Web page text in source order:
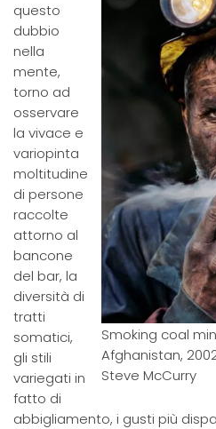
Smoking coal
Afghanistan,
Steve McCurry
questo
dubbio
nella
mente,
torno ad
osservare
la vivace e
variopinta
moltitudine
di persone
raccolte
attorno al
bancone
del bar, la
diversità di
tratti
somatici,
gli stili
variegati in
fatto di
abbigliamento, i gusti più